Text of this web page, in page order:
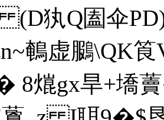
Q圔伞PD)
n~鵪虚鵩
8熴gx旱+墧